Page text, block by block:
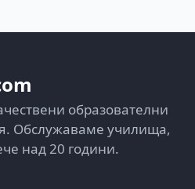
образователни
Обслужаваме училища,
над 20 години.